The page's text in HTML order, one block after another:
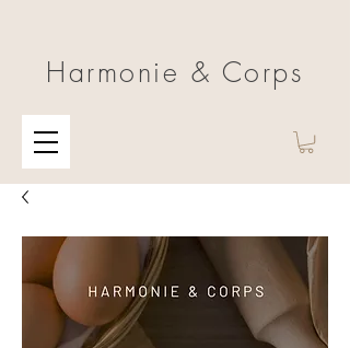
Harmonie & Corps